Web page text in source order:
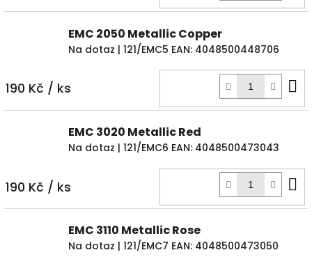
EMC 2050 Metallic Copper
Na dotaz | 121/EMC5 EAN: 4048500448706
190 Kč / ks
EMC 3020 Metallic Red
Na dotaz | 121/EMC6 EAN: 4048500473043
190 Kč / ks
EMC 3110 Metallic Rose
Na dotaz | 121/EMC7 EAN: 4048500473050